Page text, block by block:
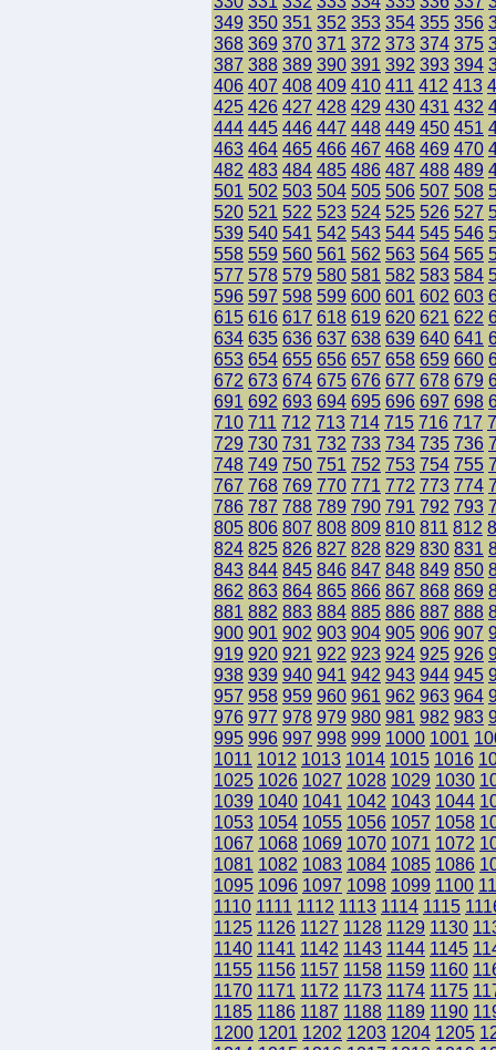
349 350 351 352 353 354 355 356
368 369 370 371 372 373 374 375
387 388 389 390 391 392 393 394
406 407 408 409 410 411 412 413
425 426 427 428 429 430 431 432
444 445 446 447 448 449 450 451
463 464 465 466 467 468 469 470
482 483 484 485 486 487 488 489
501 502 503 504 505 506 507 508
520 521 522 523 524 525 526 527
539 540 541 542 543 544 545 546
558 559 560 561 562 563 564 565
577 578 579 580 581 582 583 584
596 597 598 599 600 601 602 603
615 616 617 618 619 620 621 622
634 635 636 637 638 639 640 641
653 654 655 656 657 658 659 660
672 673 674 675 676 677 678 679
691 692 693 694 695 696 697 698
710 711 712 713 714 715 716 717
729 730 731 732 733 734 735 736
748 749 750 751 752 753 754 755
767 768 769 770 771 772 773 774
786 787 788 789 790 791 792 793
805 806 807 808 809 810 811 812
824 825 826 827 828 829 830 831
843 844 845 846 847 848 849 850
862 863 864 865 866 867 868 869
881 882 883 884 885 886 887 888
900 901 902 903 904 905 906 907
919 920 921 922 923 924 925 926
938 939 940 941 942 943 944 945
957 958 959 960 961 962 963 964
976 977 978 979 980 981 982 983
995 996 997 998 999 1000 1001
1011 1012 1013 1014 1015 1016
1025 1026 1027 1028 1029 1030
1039 1040 1041 1042 1043 1044
1053 1054 1055 1056 1057 1058
1067 1068 1069 1070 1071 1072
1081 1082 1083 1084 1085 1086
1095 1096 1097 1098 1099 1100
1110 1111 1112 1113 1114 1115
1125 1126 1127 1128 1129 1130
1140 1141 1142 1143 1144 1145
1155 1156 1157 1158 1159 1160
1170 1171 1172 1173 1174 1175
1185 1186 1187 1188 1189 1190
1200 1201 1202 1203 1204 1205